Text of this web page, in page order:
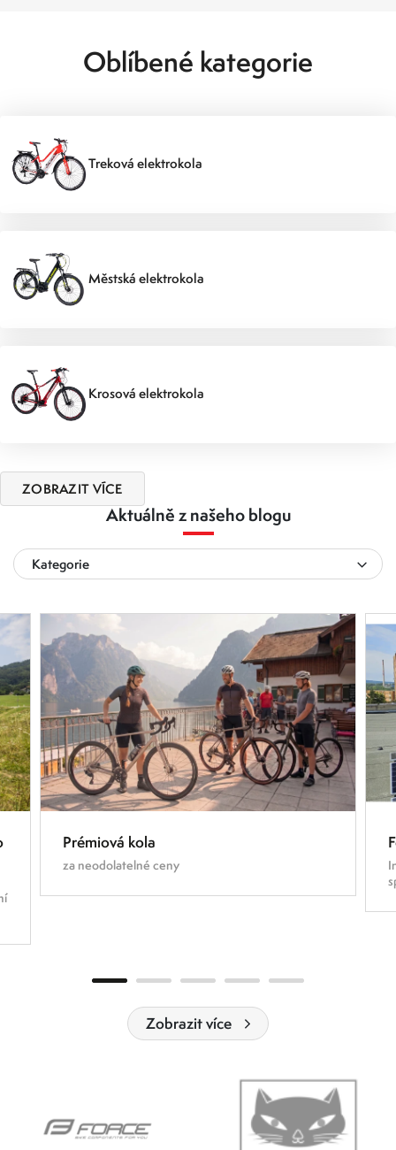
Oblíbené kategorie
Treková elektrokola
Městská elektrokola
Krosová elektrokola
ZOBRAZIT VÍCE
Aktuálně z našeho blogu
Kategorie
Koloběžky
Doplňky na kolo
Jízdní kola
Aktuálně
Povinná publicita
1.7.2026
Prémiová kola
za neodolatelné ceny
Zobrazit více